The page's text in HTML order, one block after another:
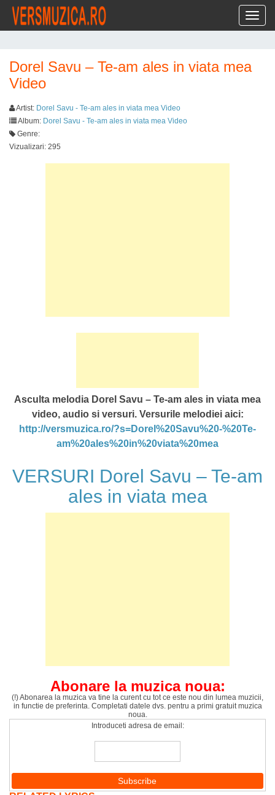
Dorel Savu – Te-am ales in viata mea
Video
Artist: Dorel Savu - Te-am ales in viata mea Video
Album: Dorel Savu - Te-am ales in viata mea Video
Genre:
Vizualizari: 295
Asculta melodia Dorel Savu – Te-am ales in viata mea
video, audio si versuri. Versurile melodiei aici:
http://versmuzica.ro/?s=Dorel%20Savu%20-%20Te-
am%20ales%20in%20viata%20mea
VERSURI Dorel Savu – Te-am
ales in viata mea
Abonare la muzica noua:
(!) Abonarea la muzica va tine la curent cu tot ce este nou din lumea muzicii,
in functie de preferinta. Completati datele dvs. pentru a primi gratuit muzica
noua.
Introduceti adresa de email: